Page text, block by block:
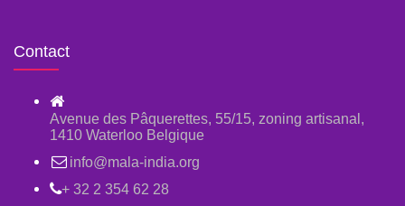
Contact
Avenue des Pâquerettes, 55/15, zoning artisanal,
1410 Waterloo Belgique
info@mala-india.org
+ 32 2 354 62 28